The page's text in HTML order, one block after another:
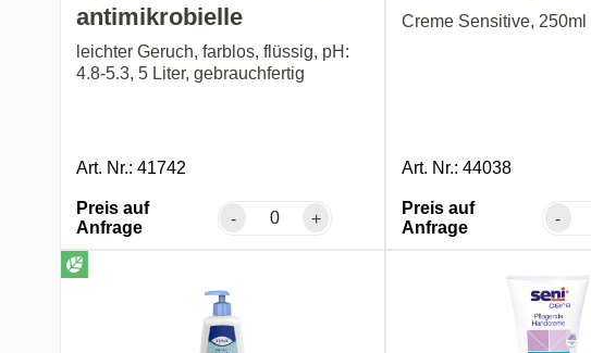
antimikrobielle
leichter Geruch, farblos, flüssig, pH:
4.8-5.3, 5 Liter, gebrauchfertig
Art. Nr.: 41742
Preis auf
Anfrage
- +
Creme Sensitive, 250ml
Art. Nr.: 44038
Preis auf
Anfrage
-